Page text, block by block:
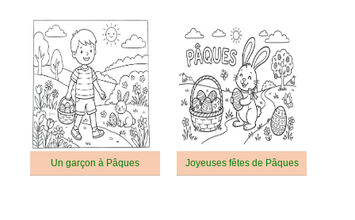
Un garçon à Pâques Joyeuses fêtes de Pâques